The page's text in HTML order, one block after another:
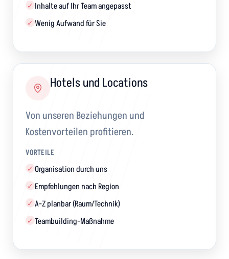
✓ Inhalte auf Ihr Team angepasst
✓ Wenig Aufwand für Sie
Hotels und Locations
Von unseren Beziehungen und
Kostenvorteilen profitieren.
VORTEILE
✓ Organisation durch uns
✓ Empfehlungen nach Region
✓ A-Z planbar (Raum/Technik)
✓ Teambuilding-Maßnahme